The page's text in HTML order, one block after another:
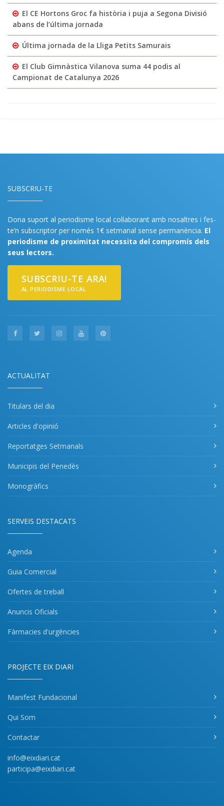
El CE Hortons Groc fa història i puja a Segona Divisió
abans de l’última jornada
Última jornada de la Lliga Petits Samurais
El Club Gimnàstica Vilanova suma 44 podis al
Campionat de Catalunya 2026
SUBSCRIU-TE
Dona suport al periodisme local col·laborant amb nosaltres i fes-
te’n subscriptor per només 1€ setmanal sense permanència. El
periodisme de proximitat necessita del compromís dels
seus lectors.
SUBSCRIU-TE ARA!
AL PERIODISME LOCAL
ACTUALITAT
Titulars del dia
Articles d'opinió
Reportatges Setmanals
Municipis del Penedès
Monogràfics
SERVEIS DESTACATS
Agenda
Guia Comercial
Ofertes de treball
Anuncis Oficials
Fàrmacies d'urgències
PROJECTE EIX DIARI
Manifest Fundacional
Qui Som
Contactar
info@eixdiari.cat
participa@eixdiari.cat